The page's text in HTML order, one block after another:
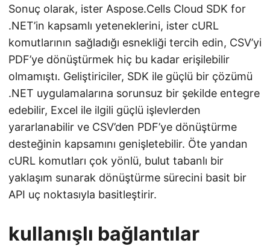
Sonuç olarak, ister Aspose.Cells Cloud SDK for
.NET’in kapsamlı yeteneklerini, ister cURL
komutlarının sağladığı esnekliği tercih edin, CSV’yi
PDF’ye dönüştürmek hiç bu kadar erişilebilir
olmamıştı. Geliştiriciler, SDK ile güçlü bir çözümü
.NET uygulamalarına sorunsuz bir şekilde entegre
edebilir, Excel ile ilgili güçlü işlevlerden
yararlanabilir ve CSV’den PDF’ye dönüştürme
desteğinin kapsamını genişletebilir. Öte yandan
cURL komutları çok yönlü, bulut tabanlı bir
yaklaşım sunarak dönüştürme sürecini basit bir
API uç noktasıyla basitleştirir.
kullanışlı bağlantılar